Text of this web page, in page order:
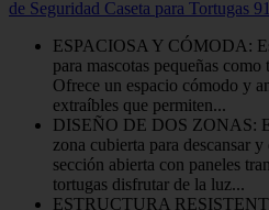
de Seguridad Caseta para Tortugas
ESPACIOSA Y CÓMODA:
para mascotas pequeñas
Ofrece un espacio cómodo y
extraíbles que permiten...
DISEÑO DE DOS ZONAS:
zona cubierta para descansar
sección abierta con paneles
tortugas disfrutar de la luz...
ESTRUCTURA